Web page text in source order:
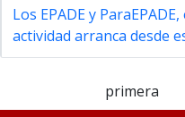
Los EPADE y
actividad arranca desde
primera